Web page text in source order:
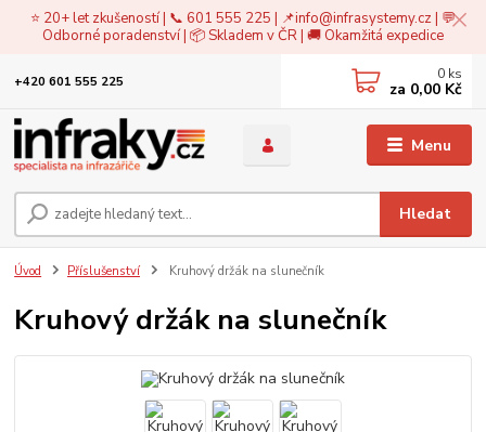
⭐ 20+ let zkušeností | 📞 601 555 225 | 📌info@infrasystemy.cz| 💬
Odborné poradenství | 📦 Skladem v ČR | 🚚 Okamžitá expedice
Menu
Hledat
+420 601 555 225 0 ks
za 0,00 Kč
Úvod Příslušenství Kruhový držák na slunečník
Kruhový držák na slunečník